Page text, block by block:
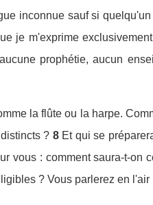
inconnue sauf si
je m'exprime
prophétie, aucun
la flûte ou la harpe.
? 8 Et qui se
vous : comment saura-t-
? Vous parlerez en l'air